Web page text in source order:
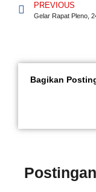
PREVIOUS
Bagikan